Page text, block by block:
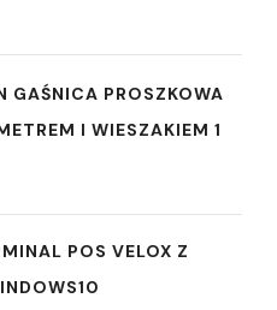
GAŚNICA PROSZKOWA
I WIESZAKIEM 1
POS VELOX Z